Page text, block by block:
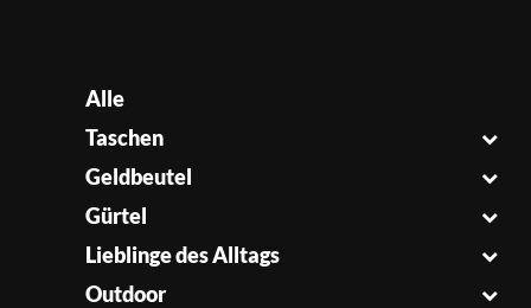
Alle
Taschen
Geldbeutel
Gürtel
Lieblinge des Alltags
Outdoor